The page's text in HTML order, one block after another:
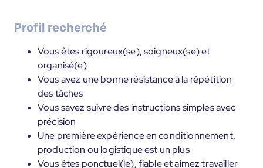
Profil recherché
Vous êtes rigoureux(se), soigneux(se) et
organisé(e)
Vous avez une bonne résistance à la répétition
des tâches
Vous savez suivre des instructions simples avec
précision
Une première expérience en conditionnement,
production ou logistique est un plus
Vous êtes ponctuel(le), fiable et aimez travailler